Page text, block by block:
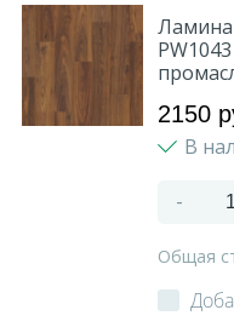
2150
В
-
Общая